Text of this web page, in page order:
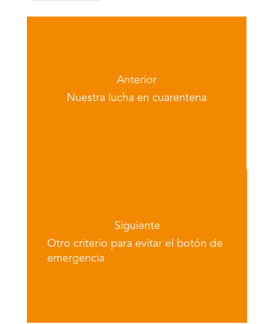
Anterior
Nuestra lucha en cuarentena
Siguiente
Otro criterio para evitar el botón de
emergencia